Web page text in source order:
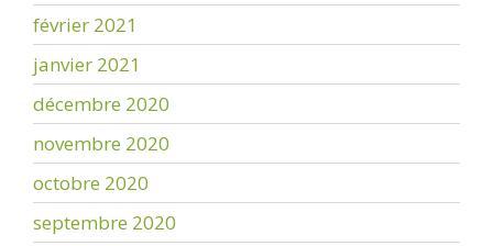
février 2021
janvier 2021
décembre 2020
novembre 2020
octobre 2020
septembre 2020